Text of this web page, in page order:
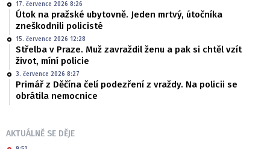
17. července 2026 8:26
Útok na pražské ubytovně. Jeden mrtvý, útočníka
zneškodnili policisté
15. července 2026 12:28
Střelba v Praze. Muž zavraždil ženu a pak si chtěl vzít
život, míní policie
3. července 2026 8:27
Primář z Děčína čelí podezření z vraždy. Na policii se
obrátila nemocnice
AKTUÁLNĚ SE DĚJE